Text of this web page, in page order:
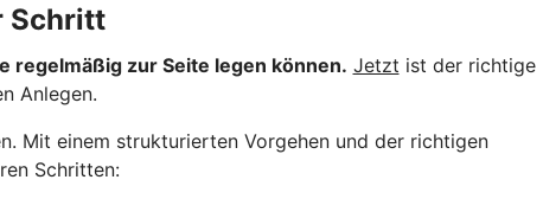
Schritt
regelmäßig zur Seite legen können. Jetzt ist der richtige
Anlegen.
Mit einem strukturierten Vorgehen und der richtigen
Schritten: